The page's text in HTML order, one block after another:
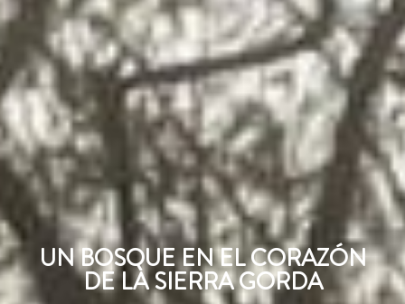
UN BOSQUE EN EL CORAZÓN
DE LA SIERRA GORDA